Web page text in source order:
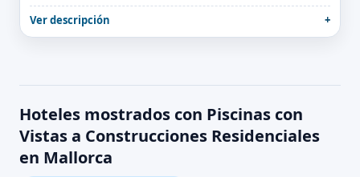
Ver descripción
Hoteles mostrados con Piscinas con
Vistas a Construcciones Residenciales
en Mallorca